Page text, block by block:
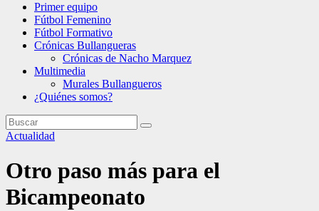
Primer equipo
Fútbol Femenino
Fútbol Formativo
Crónicas Bullangueras
Crónicas de Nacho Marquez
Multimedia
Murales Bullangueros
¿Quiénes somos?
Actualidad
Otro paso más para el
Bicampeonato